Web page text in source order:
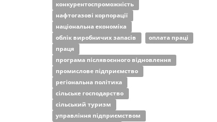
конкурентоспроможність
нафтогазові корпорації
національна економіка
облік виробничих запасів
оплата праці
праця
програма післявоєнного відновлення
промислове підприємство
регіональна політика
сільське господарство
сільський туризм
управління підприємством